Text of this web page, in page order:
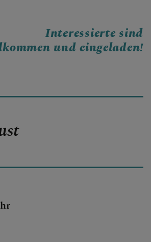
UND FAMILIEN
Interessierte sind
und eingeladen!